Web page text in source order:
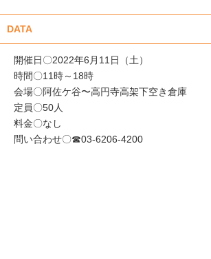
DATA
開催日〇2022年6月11日（土）
時間〇11時～18時
会場〇阿佐ケ谷〜高円寺高架下空き倉庫
定員〇50人
料金〇なし
問い合わせ〇☎03-6206-4200